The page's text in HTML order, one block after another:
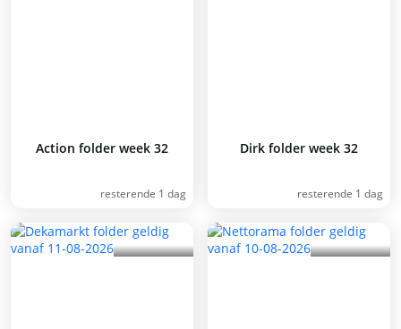
Action folder week 32
resterende 1 dag
Dirk folder week 32
resterende 1 dag